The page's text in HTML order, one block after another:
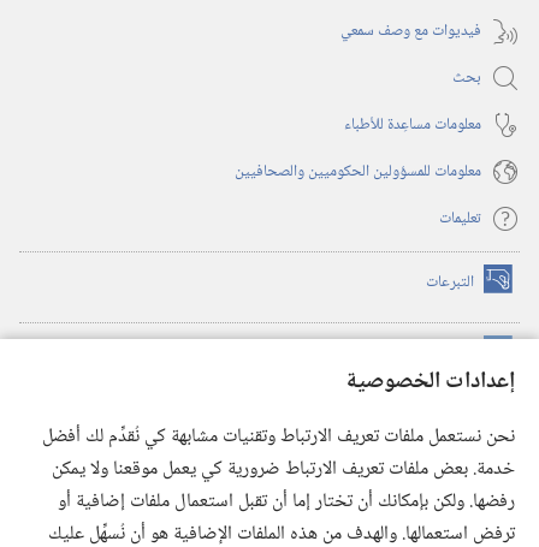
إعدادات الخصوصية
نحن نستعمل ملفات تعريف الارتباط وتقنيات مشابهة كي نُقدِّم لك أفضل
خدمة. بعض ملفات تعريف الارتباط ضرورية كي يعمل موقعنا ولا يمكن
رفضها. ولكن بإمكانك أن تختار إما أن تقبل استعمال ملفات إضافية أو
ترفض استعمالها. والهدف من هذه الملفات الإضافية هو أن نُسهِّل عليك
فيديوات مع وصف سمعي
بحث
معلومات مساعِدة للأطباء
معلومات للمسؤولين الحكوميين والصحافيين
تعليمات
التبرعات (يفتح
نافذة
(يفتح
نافذة
(يفتح
نافذة
جديدة) تطبيق ®
JW Library
مكتبة برج المراقبة